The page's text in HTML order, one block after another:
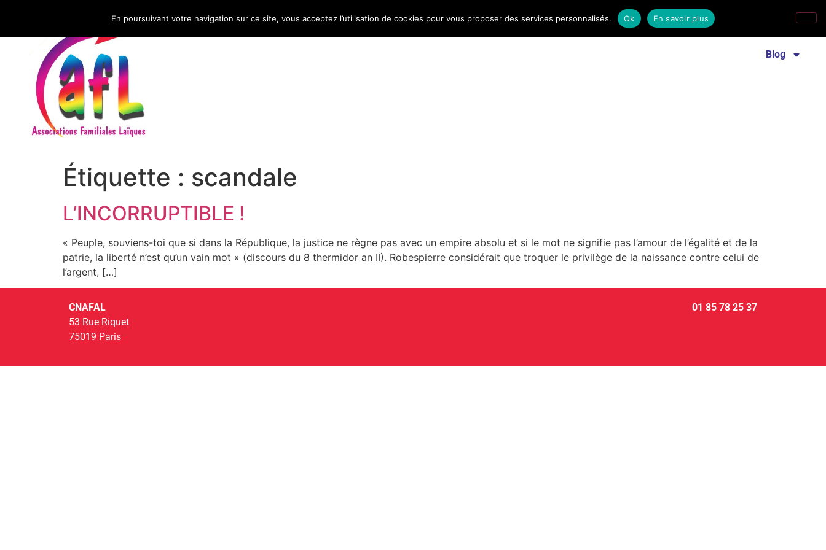
CNAFAL Bulletin d’information Infos conso Consomag Revue familles laïques Communiqué de presse
Blog
Étiquette : scandale
L’INCORRUPTIBLE !
« Peuple, souviens-toi que si dans la République, la justice ne règne pas avec un empire absolu et si le mot ne signifie pas l’amour de l’égalité et de la
patrie, la liberté n’est qu’un vain mot » (discours du 8 thermidor an II). Robespierre considérait que troquer le privilège de la naissance contre celui de
l’argent, […]
CNAFAL
53 Rue Riquet
75019 Paris
01 85 78 25 37
En poursuivant votre navigation sur ce site, vous acceptez l’utilisation de cookies pour vous proposer des services personnalisés. Ok En savoir plus